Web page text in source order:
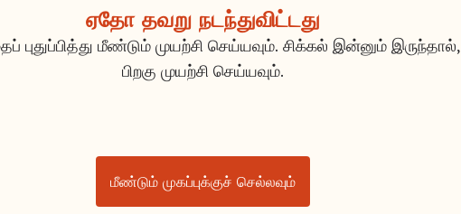
ஏதோ தவறு நடந்துவிட்டது
புதுப்பித்து மீண்டும் முயற்சி செய்யவும். சிக்கல் இன்னும் இருந்தால்,
பிறகு முயற்சி செய்யவும்.
மீண்டும் முகப்புக்குச் செல்லவும்